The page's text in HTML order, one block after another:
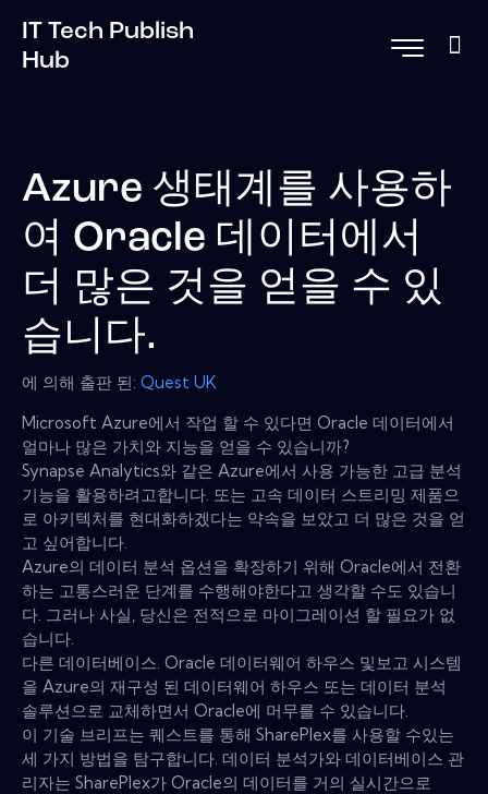
IT Tech Publish
Hub
Azure 생태계를 사용하
여 Oracle 데이터에서
더 많은 것을 얻을 수 있
습니다.
에 의해 출판 된: Quest UK
Microsoft Azure에서 작업 할 수 있다면 Oracle 데이터에서
얼마나 많은 가치와 지능을 얻을 수 있습니까?
Synapse Analytics와 같은 Azure에서 사용 가능한 고급 분석
기능을 활용하려고합니다. 또는 고속 데이터 스트리밍 제품으
로 아키텍처를 현대화하겠다는 약속을 보았고 더 많은 것을 얻
고 싶어합니다.
Azure의 데이터 분석 옵션을 확장하기 위해 Oracle에서 전환
하는 고통스러운 단계를 수행해야한다고 생각할 수도 있습니
다. 그러나 사실, 당신은 전적으로 마이그레이션 할 필요가 없
습니다.
다른 데이터베이스. Oracle 데이터웨어 하우스 및보고 시스템
을 Azure의 재구성 된 데이터웨어 하우스 또는 데이터 분석
솔루션으로 교체하면서 Oracle에 머무를 수 있습니다.
이 기술 브리프는 퀘스트를 통해 SharePlex를 사용할 수있는
세 가지 방법을 탐구합니다. 데이터 분석가와 데이터베이스 관
리자는 SharePlex가 Oracle의 데이터를 거의 실시간으로